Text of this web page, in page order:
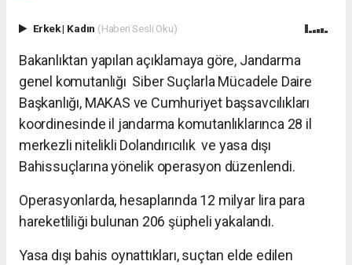
Erkek| Kadın (Haberi Sesli Oku)
Bakanlıktan yapılan açıklamaya göre, Jandarma
genel komutanlığı Siber Suçlarla Mücadele Daire
Başkanlığı, MAKAS ve Cumhuriyet başsavcılıkları
koordinesinde il jandarma komutanlıklarınca 28 il
merkezli nitelikli Dolandırıcılık ve yasa dışı
Bahissuçlarına yönelik operasyon düzenlendi.
Operasyonlarda, hesaplarında 12 milyar lira para
hareketliliği bulunan 206 şüpheli yakalandı.
Yasa dışı bahis oynattıkları, suçtan elde edilen